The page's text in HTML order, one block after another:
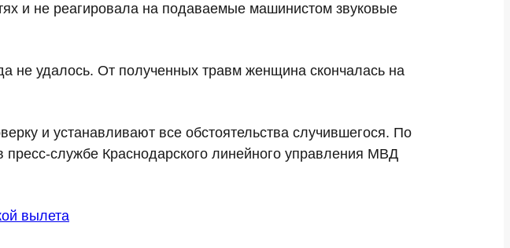
и не реагировала на подаваемые машинистом звуковые
не удалось. От полученных травм женщина скончалась на
и устанавливают все обстоятельства случившегося. По
службе Краснодарского линейного управления МВД
вылета